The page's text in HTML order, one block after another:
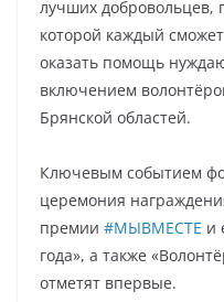
лучших добровольцев,
которой каждый
оказать помощь
включением
Брянской областей.
Ключевым событием
церемония
премии #МЫВМЕСТЕ и
года», а также
отметят впервые.